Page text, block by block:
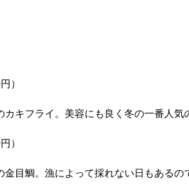
）
キフライ。美容にも良く冬の一番人気
）
目鯛。漁によって採れない日もあるの